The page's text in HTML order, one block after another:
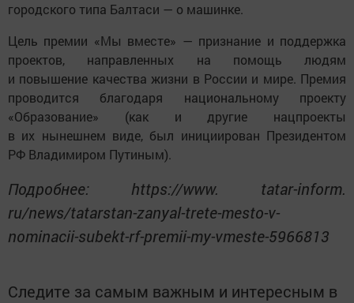
городского типа Балтаси — о машинке.
Цель премии «Мы вместе» — признание и поддержка
проектов, направленных на помощь людям
и повышение качества жизни в России и мире. Премия
проводится благодаря национальному проекту
«Образование» (как и другие нацпроекты
в их нынешнем виде, был инициирован Президентом
РФ Владимиром Путиным).
Подробнее: https://www. tatar-inform.
ru/news/tatarstan-zanyal-trete-mesto-v-
nominacii-subekt-rf-premii-my-vmeste-5966813
Следите за самым важным и интересным в